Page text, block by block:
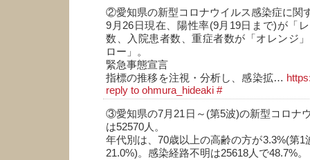
②愛知県の新型コロナウイルス感染症に関
9月26日現在、陽性率(9月19日まで)が「
数、入院患者数、重症者数が「オレンジ
ロー」。
緊急事態宣言
指標の推移を注視・分析し、感染拡…
reply to ohmura_hideaki #
③愛知県の7月21日～(第5波)の新型コロナ
は52570人。
年代別は、70歳以上の高齢の方が3.3%(第1
21.0%)。感染経路不明は25618人で48.7%。